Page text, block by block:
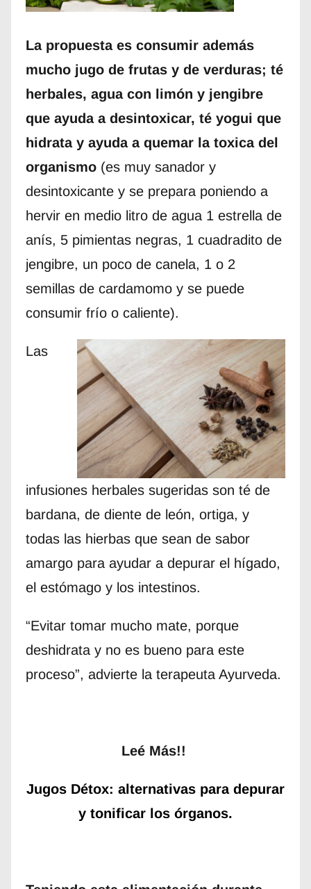
La propuesta es consumir además
mucho jugo de frutas y de verduras; té
herbales, agua con limón y jengibre
que ayuda a desintoxicar, té yogui que
hidrata y ayuda a quemar la toxica del
organismo(es muy sanador y
desintoxicante y se prepara poniendo a
hervir en medio litro de agua 1 estrella de
anís, 5 pimientas negras, 1 cuadradito de
jengibre, un poco de canela, 1 o 2
semillas de cardamomo y se puede
consumir frío o caliente).
Las
infusiones herbales sugeridas son té de
bardana, de diente de león, ortiga, y
todas las hierbas que sean de sabor
amargo para ayudar a depurar el hígado,
el estómago y los intestinos.
“Evitar tomar mucho mate, porque
deshidrata y no es bueno para este
proceso”, advierte la terapeuta Ayurveda.
Leé Más!!
Jugos Détox: alternativas para depurar
y tonificar los órganos.